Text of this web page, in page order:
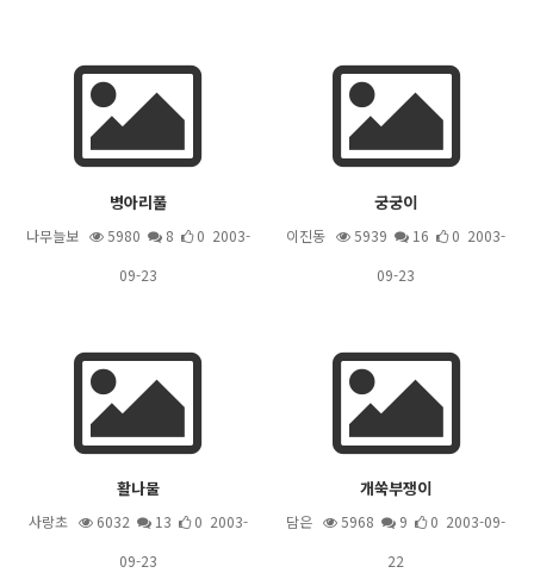
병아리풀
나무늘보 5980 8
0 2003-
09-23
궁궁이
이진동 5939 16
0 2003-
09-23
활나물
사랑초 6032 13
0 2003-
09-23
개쑥부쟁이
담은 5968 9
0 2003-09-
22